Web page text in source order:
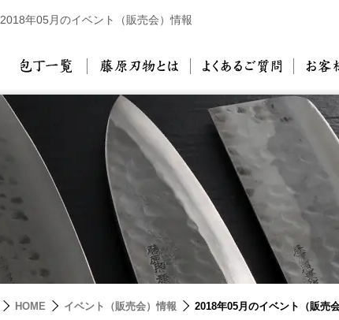
2018年05月のイベント（販売会）情報
包丁一覧 藤原刃物とは よくある
HOME イベント（販売会）情報 2018年05月のイベント（販売